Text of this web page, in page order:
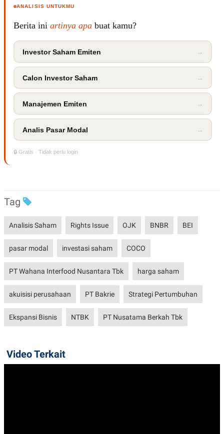
ANALISIS UNTUKMU
Berita ini artinya apa buat kamu?
Investor Saham Emiten →
Calon Investor Saham →
Manajemen Emiten →
Analis Pasar Modal →
🔒 Gratis · Tidak perlu login
Tag
Analisis Saham Rights Issue OJK BNBR BEI
pasar modal investasi saham COCO
PT Wahana Interfood Nusantara Tbk harga saham
akuisisi perusahaan PT Bakrie Strategi Pertumbuhan
Ekspansi Bisnis NTBK PT Nusatama Berkah Tbk
Video Terkait